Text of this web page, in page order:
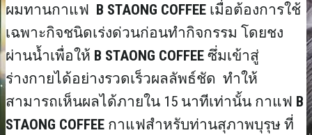
ผมทานกาแฟ B STAONG COFFEE เมื่อต้องการใช้
เฉพาะกิจชนิดเร่งด่วนก่อนทำกิจกรรม โดยชง
ผ่านน้ำเพื่อให้ B STAONG COFFEE ซึ่มเข้าสู่
ร่างกายได้อย่างรวดเร็วผลลัพธ์ชัด ทำให้
สามารถเห็นผลได้ภายใน 15 นาทีเท่านั้น กาแฟ B
STAONG COFFEE กาแฟสำหรับท่านสุภาพบุรุษ ที่